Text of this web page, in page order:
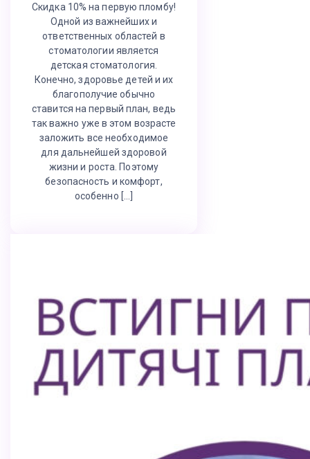
Скидка 10% на первую пломбу!
Одной из важнейших и
ответственных областей в
стоматологии является
детская стоматология.
Конечно, здоровье детей и их
благополучие обычно
ставится на первый план, ведь
так важно уже в этом возрасте
заложить все необходимое
для дальнейшей здоровой
жизни и роста. Поэтому
безопасность и комфорт,
особенно […]